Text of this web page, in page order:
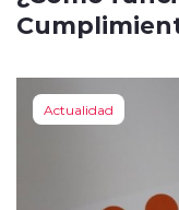
Actualidad